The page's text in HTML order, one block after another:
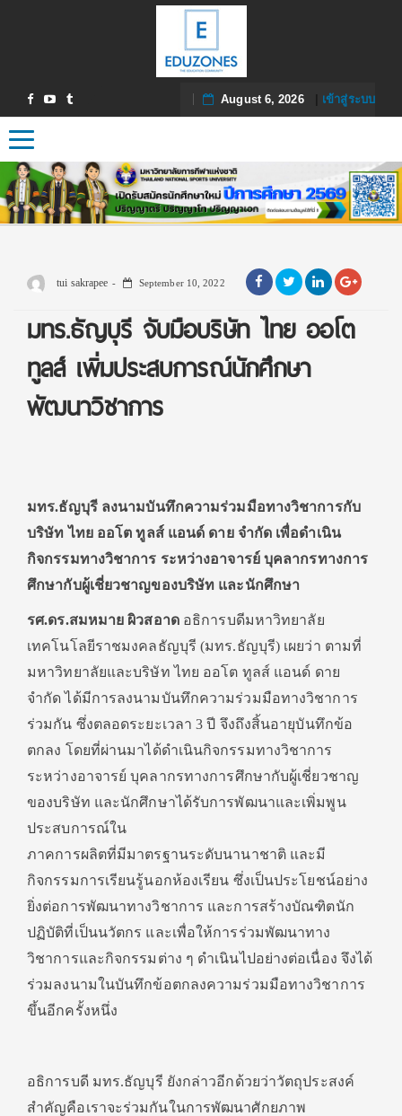
August 6, 2026| เข้าสู่ระบบ
Toggle navigation
tui sakrapee September 10, 2022
มทร.ธัญบุรี จับมือบริษัท ไทย ออโต
ทูลส์ เพิ่มประสบการณ์นักศึกษา
พัฒนาวิชาการ
มทร.ธัญบุรี ลงนามบันทึกความร่วมมือทางวิชาการกับ
บริษัท ไทย ออโต ทูลส์ แอนด์ ดาย จำกัด เพื่อดำเนิน
กิจกรรมทางวิชาการ ระหว่างอาจารย์ บุคลากรทางการ
ศึกษากับผู้เชี่ยวชาญของบริษัท และนักศึกษา
รศ.ดร.สมหมาย ผิวสอาดอธิการบดีมหาวิทยาลัย
เทคโนโลยีราชมงคลธัญบุรี (มทร.ธัญบุรี) เผยว่า ตามที่
มหาวิทยาลัยและบริษัท ไทย ออโต ทูลส์ แอนด์ ดาย
จำกัด ได้มีการลงนามบันทึกความร่วมมือทางวิชาการ
ร่วมกัน ซึ่งตลอดระยะเวลา 3 ปี จึงถึงสิ้นอายุบันทึกข้อ
ตกลง โดยที่ผ่านมาได้ดำเนินกิจกรรมทางวิชาการ
ระหว่างอาจารย์ บุคลากรทางการศึกษากับผู้เชี่ยวชาญ
ของบริษัท และนักศึกษาได้รับการพัฒนาและเพิ่มพูน
ประสบการณ์ใน
ภาคการผลิตที่มีมาตรฐานระดับนานาชาติ และมี
กิจกรรมการเรียนรู้นอกห้องเรียน ซึ่งเป็นประโยชน์อย่าง
ยิ่งต่อการพัฒนาทางวิชาการ และการสร้างบัณฑิตนัก
ปฏิบัติที่เป็นนวัตกร และเพื่อให้การร่วมพัฒนาทาง
วิชาการและกิจกรรมต่าง ๆ ดำเนินไปอย่างต่อเนื่อง จึงได้
ร่วมลงนามในบันทึกข้อตกลงความร่วมมือทางวิชาการ
ขึ้นอีกครั้งหนึ่ง
อธิการบดี มทร.ธัญบุรี ยังกล่าวอีกด้วยว่าวัตถุประสงค์
สำคัญคือเราจะร่วมกันในการพัฒนาศักยภาพ